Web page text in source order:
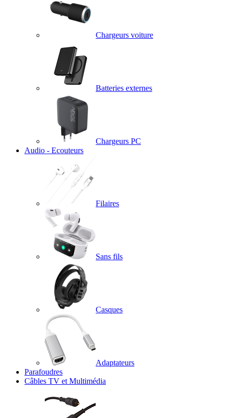
Chargeurs voiture
Batteries externes
Chargeurs PC
Audio - Ecouteurs
Filaires
Sans fils
Casques
Adaptateurs
Parafoudres
Câbles TV et Multimédia